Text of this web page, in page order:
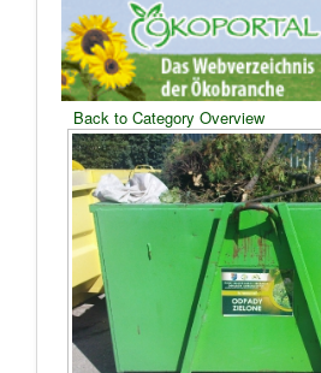
Back to Category Overview